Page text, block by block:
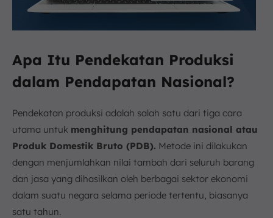
Apa Itu Pendekatan Produksi
dalam Pendapatan Nasional?
Pendekatan produksi adalah salah satu dari tiga cara
utama untuk menghitung pendapatan nasional atau
Produk Domestik Bruto (PDB). Metode ini dilakukan
dengan menjumlahkan nilai tambah dari seluruh barang
dan jasa yang dihasilkan oleh berbagai sektor ekonomi
dalam suatu negara selama periode tertentu, biasanya
satu tahun.